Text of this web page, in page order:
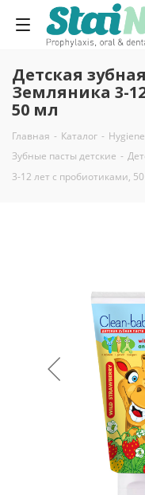
Детская
Земляника 3-
50 мл
Главная - Каталог -
Зубные пасты детские -
3-12 лет с пробиотиками,